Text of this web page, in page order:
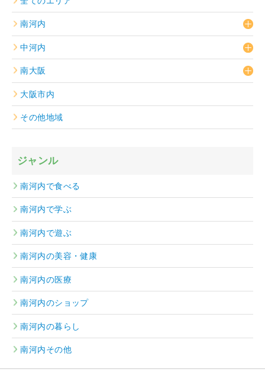
南河内
中河内
南大阪
大阪市内
その他地域
ジャンル
南河内で食べる
南河内で学ぶ
南河内で遊ぶ
南河内の美容・健康
南河内の医療
南河内のショップ
南河内の暮らし
南河内その他